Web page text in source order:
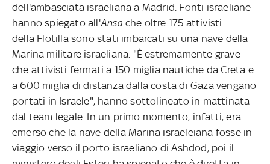
dell'ambasciata israeliana a Madrid. Fonti israeliane
hanno spiegato all'Ansache oltre 175 attivisti
della Flotilla sono stati imbarcati su una nave della
Marina militare israeliana. "È estremamente grave
che attivisti fermati a 150 miglia nautiche da Creta e
a 600 miglia di distanza dalla costa di Gaza vengano
portati in Israele", hanno sottolineato in mattinata
dal team legale. In un primo momento, infatti, era
emerso che la nave della Marina israeleiana fosse in
viaggio verso il porto israeliano di Ashdod, poi il